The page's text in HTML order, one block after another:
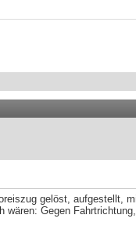
gelöst, aufgestellt,
Gegen